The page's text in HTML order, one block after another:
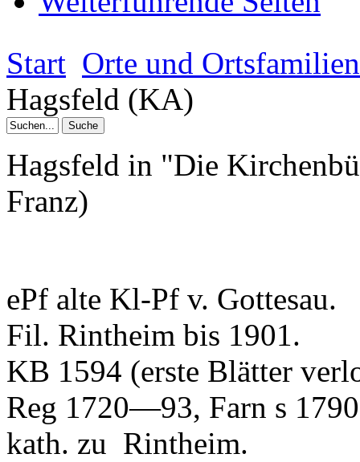
Start Orte und
Hagsfeld (KA)
Hagsfeld in "Die
Franz)
ePf alte Kl-Pf v. Gottesau.
Fil. Rintheim bis 1901.
KB 1594 (erste Blätter
Reg 1720—93, Farn s
kath. zu Rintheim.